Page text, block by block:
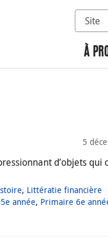
À
5
d’objets qui
, Littératie financière
année, Primaire 6e